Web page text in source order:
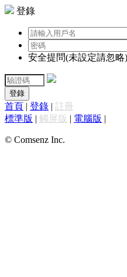
登錄
安全提問(未設定請忽略)
登錄
首頁 | 登錄 | 註冊
標準版 | 觸屏版 | 電腦版 |
© Comsenz Inc.